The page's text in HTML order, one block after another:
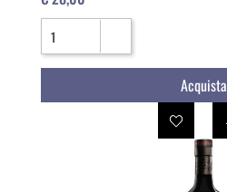
Quantità
Acquista